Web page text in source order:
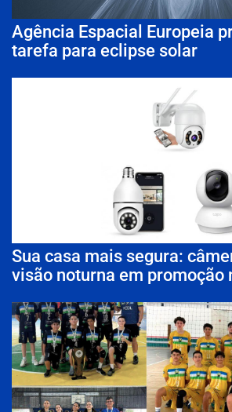
Agência Espacial Europeia
tarefa para eclipse solar
Sua casa mais segura:
visão noturna em promoção